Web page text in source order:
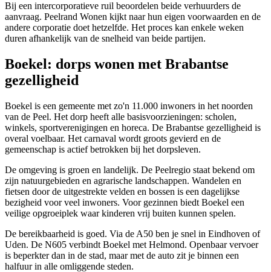
Bij een intercorporatieve ruil beoordelen beide verhuurders de
aanvraag. Peelrand Wonen kijkt naar hun eigen voorwaarden en de
andere corporatie doet hetzelfde. Het proces kan enkele weken
duren afhankelijk van de snelheid van beide partijen.
Boekel: dorps wonen met Brabantse
gezelligheid
Boekel is een gemeente met zo'n 11.000 inwoners in het noorden
van de Peel. Het dorp heeft alle basisvoorzieningen: scholen,
winkels, sportverenigingen en horeca. De Brabantse gezelligheid is
overal voelbaar. Het carnaval wordt groots gevierd en de
gemeenschap is actief betrokken bij het dorpsleven.
De omgeving is groen en landelijk. De Peelregio staat bekend om
zijn natuurgebieden en agrarische landschappen. Wandelen en
fietsen door de uitgestrekte velden en bossen is een dagelijkse
bezigheid voor veel inwoners. Voor gezinnen biedt Boekel een
veilige opgroeiplek waar kinderen vrij buiten kunnen spelen.
De bereikbaarheid is goed. Via de A50 ben je snel in Eindhoven of
Uden. De N605 verbindt Boekel met Helmond. Openbaar vervoer
is beperkter dan in de stad, maar met de auto zit je binnen een
halfuur in alle omliggende steden.